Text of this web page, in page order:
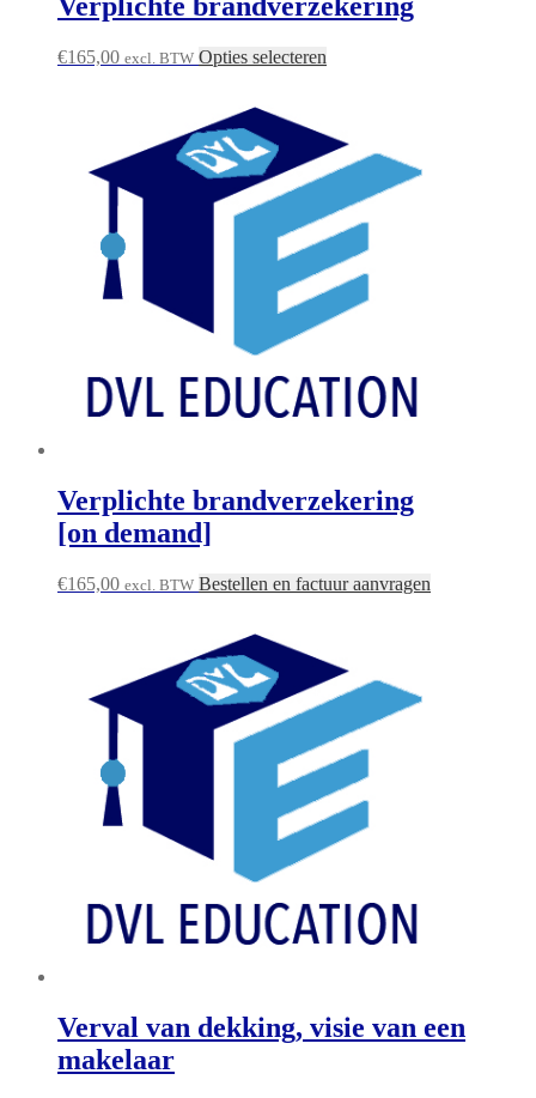
Verplichte brandverzekering
€165,00 excl. BTW Opties selecteren
Verplichte brandverzekering
[on demand]
€165,00 excl. BTW Bestellen en factuur aanvragen
Verval van dekking, visie van een
makelaar